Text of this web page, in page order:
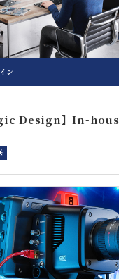
ン
Design】In-